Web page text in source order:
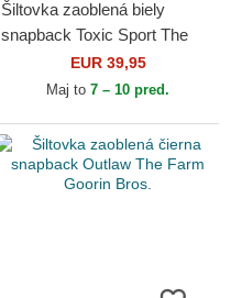
Šiltovka zaoblená biely
snapback Toxic Sport The
Farm Goorin Bros.
EUR 39,95
Maj to 7 – 10 pred.